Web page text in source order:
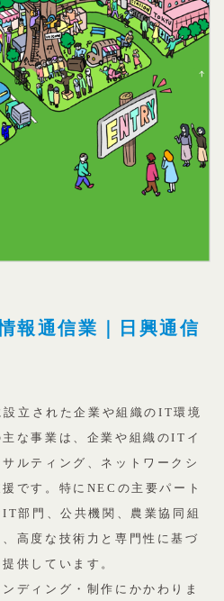
報通信業｜日興通信
立された企業や組織のIT環境
な事業は、企業や組織のITイ
ルティング、ネットワークシ
です。特にNECの主要パート
部門、公共機関、農業協同組
高度な技術力と専門性に基づ
供しています。
ディング・制作にかかわりま